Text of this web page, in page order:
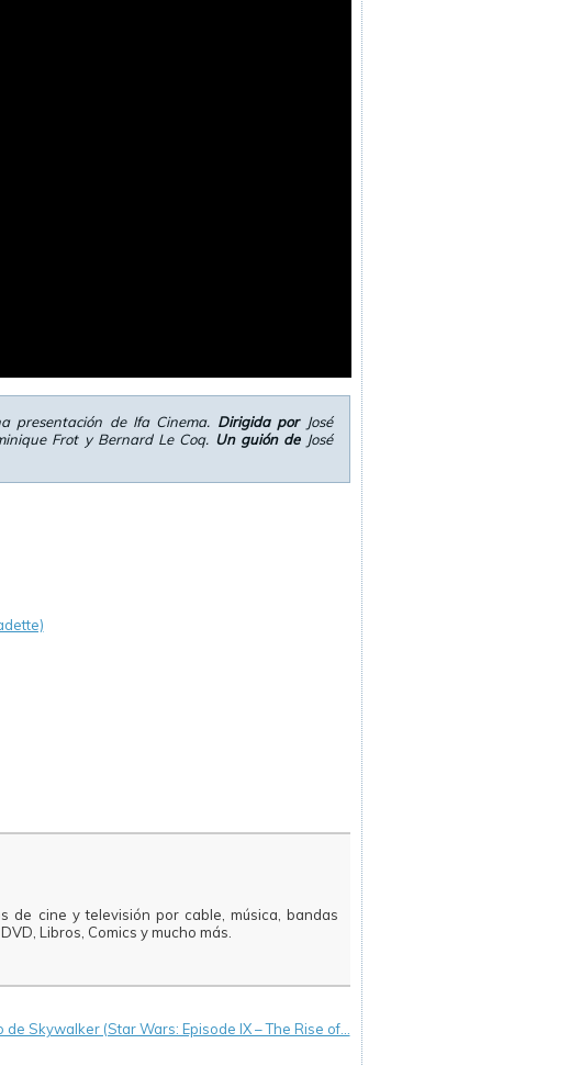
presentación de Ifa Cinema. Dirigida porJosé
Frot y Bernard Le Coq. Un guión deJosé
de cine y televisión por cable, música, bandas
Libros, Comics y mucho más.
Skywalker (Star Wars: Episode IX – The Rise of…